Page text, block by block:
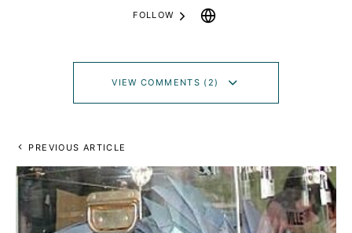
FOLLOW
VIEW COMMENTS (2)
PREVIOUS ARTICLE